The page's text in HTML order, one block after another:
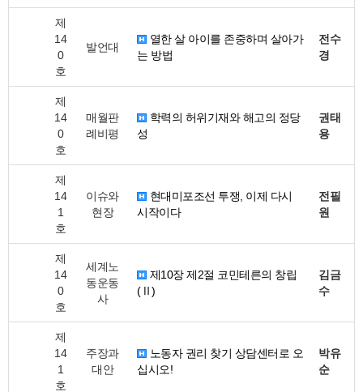
제
14
0
호
발언대
열한 살 아이를 존중하며 살아가
는 방법
전수
경
제
14
0
호
매월판
례비평
학력의 허위기재와 해고의 정당
성
권태
용
제
14
1
호
이슈와
현장
현대미포조선 투쟁, 이제 다시
시작이다
전필
원
제
14
0
호
세계노
동운동
사
제10장 제2절 코민테른의 창립
(Ⅱ)
김금
수
제
14
1
호
주장과
대안
노동자 권리 찾기 상담센터로 오
십시오!
박유
순